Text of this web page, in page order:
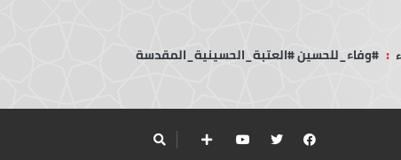
: #وفاء_للحسين #العتبة_الحسينية_المقدسة